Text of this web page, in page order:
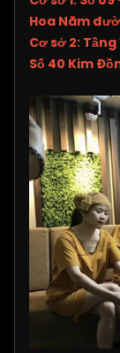
Hoa Năm
Cơ sở 2:
Số 40 Kim